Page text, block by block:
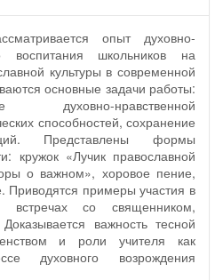
опыт духовно-
воспитания школьников на
культуры в современной
основные задачи работы:
духовно-нравственной
способностей, сохранение
Представлены формы
кружок «Лучик православной
о важном», хоровое пение,
Приводятся примеры участия в
встречах со священником,
важность тесной
и роли учителя как
духовного возрождения